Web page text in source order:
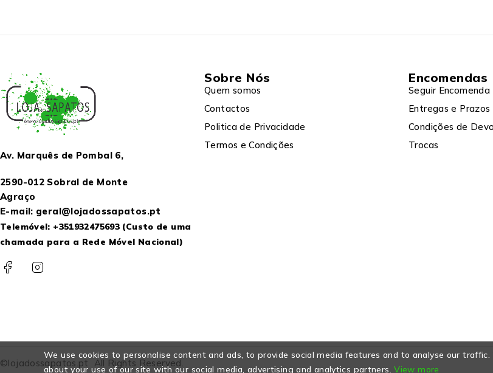
Av. Marquês de Pombal 6,
2590-012 Sobral de Monte
Agraço
E-mail: geral@lojadossapatos.pt
Telemóvel: +351932475693 (Custo de uma
chamada para a Rede Móvel Nacional)
Sobre Nós
Quem somos
Contactos
Politica de Privacidade
Termos e Condições
Encomendas
Seguir Encomenda
Entregas e Prazos
Condições de
Trocas
©lojadossapatos.pt All Rights Reserved.
We use cookies to personalise content and ads, to provide social media features and to analyse our
about your use of our site with our social media, advertising and analytics partners.View more